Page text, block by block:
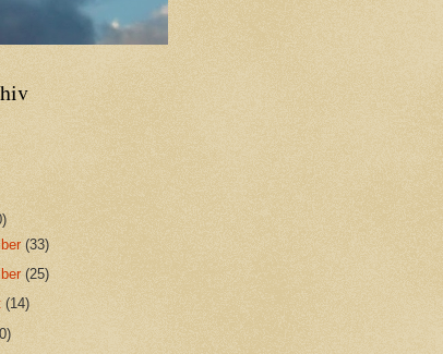
(33)
(25)
(14)